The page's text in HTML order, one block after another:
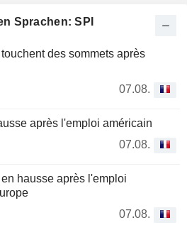
Sprachen: SPI
des sommets après
07.08.
après l'emploi américain
07.08.
hausse après l'emploi
07.08.